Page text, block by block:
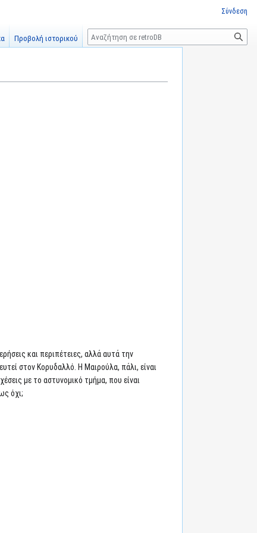
και περιπέτειες, αλλά αυτά την
στον Κορυδαλλό. Η Μαιρούλα, πάλι, είναι
με το αστυνομικό τμήμα, που είναι
όχι;
Σύνδεση
Προβολή ιστορικού
Αναζήτηση